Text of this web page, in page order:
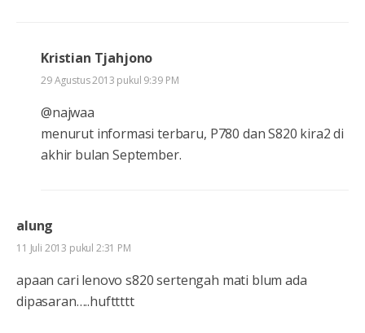
Kristian Tjahjono
29 Agustus 2013 pukul 9:39 PM
@najwaa
menurut informasi terbaru, P780 dan S820 kira2 di
akhir bulan September.
alung
11 Juli 2013 pukul 2:31 PM
apaan cari lenovo s820 sertengah mati blum ada
dipasaran…..hufttttt